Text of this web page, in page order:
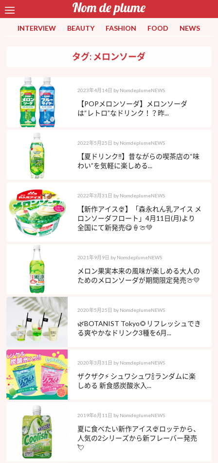
INTERVIEW BEAUTY FASHION FOOD NEWS
タグ: メロンソーダ
2023年4月14日 by NomdeplumeNEWS
【POPメロンソーダ】メロンソーダ
は“レトロ”なドリンク！？昨...
2022年5月25日 by NomdeplumeNEWS
【夏ドリンク‼︎】昔ながらの喫茶店の“味
わい”を気軽に楽しめる...
2022年3月31日 by NomdeplumeNEWS
【新作アイス🍨】「森永れん乳アイス メ
ロンソーダフロート」4月11日(月)より
全国にて新発売😋🍦🍈💚
2021年9月9日 by NomdeplumeNEWS
メロン果実本来の風味が楽しめる大人の
ためのメロンソーダが期間限定発売🍈💛
2020年5月25日 by NomdeplumeNEWS
🌿BOTANIST Tokyo🌻リフレッシュでき
る爽やかなドリンク3種を6月...
2020年3月31日 by NomdeplumeNEWS
ザクザク⚡️ シュワシュワ🍾ランダムに楽
しめる 新食感炭酸氷入...
2019年6月11日 by NomdeplumeNEWS
夏に食べたい新作アイス🍨ロッテから、
人気の2シリーズから新フレーバー発売
💘